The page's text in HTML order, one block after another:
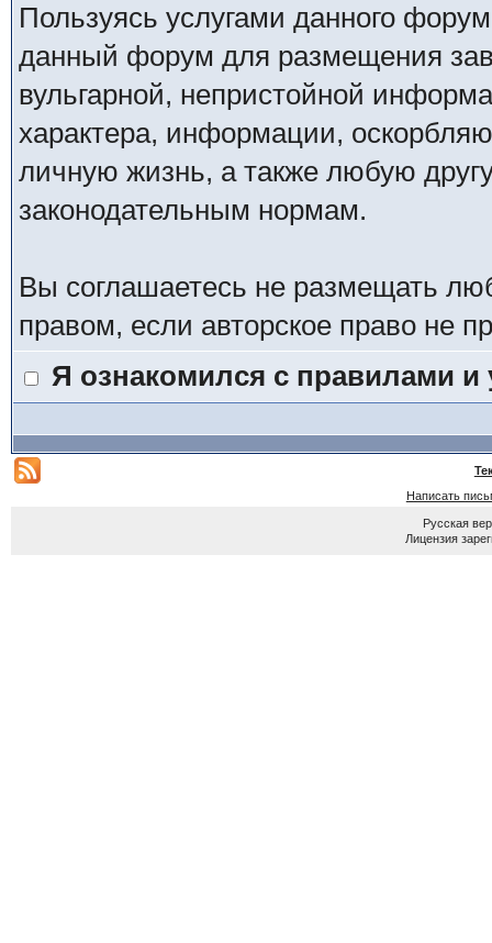
Пользуясь услугами данного
данный форум для размещения
вульгарной, непристойной
характера, информации,
личную жизнь, а также любую
законодательным нормам.
Вы соглашаетесь не размещать
правом, если авторское право не
Я ознакомился с правилами
Написать
Русская
Лицензия